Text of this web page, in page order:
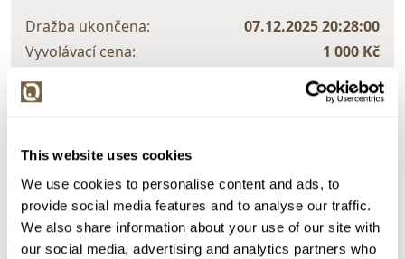
This website uses cookies
We use cookies to personalise content and ads, to
provide social media features and to analyse our traffic.
We also share information about your use of our site with
our social media, advertising and analytics partners who
Dražba ukončena:
07.12.2025 20:28:00
Vyvolávací cena:
1 000 Kč
vydraženo za:
4 800 Kč
Chcete prodat podobný předmět?
> Zobrazit informaci jak prodat předmět v aukci